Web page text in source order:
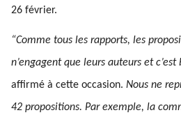
26 février.
“Comme tous les rapports, les
n’engagent que leurs auteurs et
affirmé à cette occasion. Nous ne
42 propositions. Par exemple, la